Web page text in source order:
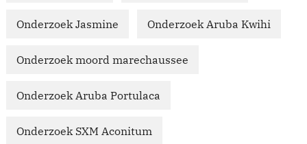
Onderzoek Jasmine Onderzoek Aruba Kwihi
Onderzoek moord marechaussee
Onderzoek Aruba Portulaca
Onderzoek SXM Aconitum